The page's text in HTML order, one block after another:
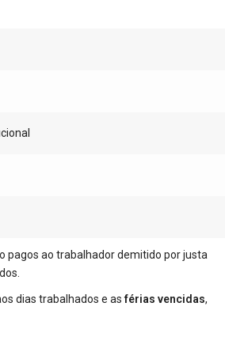
pagos ao trabalhador demitido por justa
dias trabalhados e asférias vencidas,